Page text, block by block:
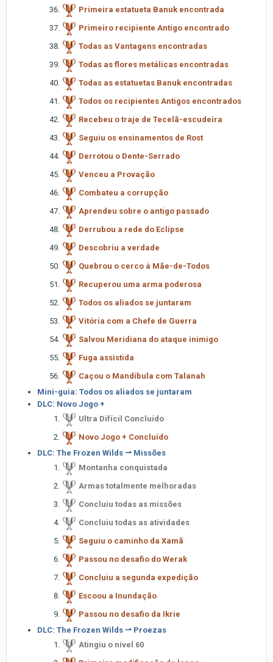
Primeira estatueta Banuk encontrada
Primeiro recipiente Antigo encontrado
Todas as Vantagens encontradas
Todas as flores metálicas encontradas
Todas as estatuetas Banuk encontradas
Todos os recipientes Antigos encontrados
Recebeu o traje de Tecelã-escudeira
Seguiu os ensinamentos de Rost
Derrotou o Dente-Serrado
Venceu a Provação
Combateu a corrupção
Aprendeu sobre o antigo passado
Derrubou a rede do Eclipse
Descobriu a verdade
Quebrou o cerco à Mãe-de-Todos
Recuperou uma arma poderosa
Todos os aliados se juntaram
Vitória com a Chefe de Guerra
Salvou Meridiana do ataque inimigo
Fuga assistida
Caçou o Mandíbula com Talanah
Mini-guia: Todos os aliados se juntaram
DLC: Novo Jogo +
Ultra Difícil Concluído
Novo Jogo + Concluído
DLC: The Frozen Wilds ⇀ Missões
Montanha conquistada
Armas totalmente melhoradas
Concluiu todas as missões
Concluiu todas as atividades
Seguiu o caminho da Xamã
Passou no desafio do Werak
Concluiu a segunda expedição
Escoou a Inundação
Passou no desafio da Ikrie
DLC: The Frozen Wilds ⇀ Proezas
Atingiu o nível 60